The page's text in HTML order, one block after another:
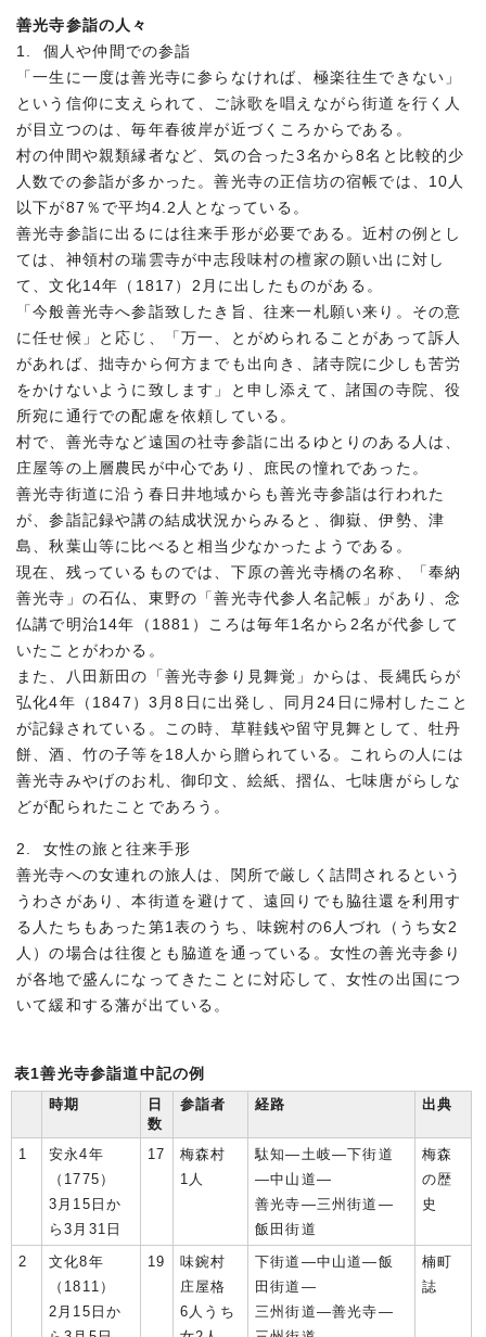
善光寺参詣の人々
1. 個人や仲間での参詣
「一生に一度は善光寺に参らなければ、極楽往生できない」
という信仰に支えられて、ご詠歌を唱えながら街道を行く人
が目立つのは、毎年春彼岸が近づくころからである。
村の仲間や親類縁者など、気の合った3名から8名と比較的少
人数での参詣が多かった。善光寺の正信坊の宿帳では、10人
以下が87％で平均4.2人となっている。
善光寺参詣に出るには往来手形が必要である。近村の例とし
ては、神領村の瑞雲寺が中志段味村の檀家の願い出に対し
て、文化14年（1817）2月に出したものがある。
「今般善光寺へ参詣致したき旨、往来一札願い来り。その意
に任せ候」と応じ、「万一、とがめられることがあって訴人
があれば、拙寺から何方までも出向き、諸寺院に少しも苦労
をかけないように致します」と申し添えて、諸国の寺院、役
所宛に通行での配慮を依頼している。
村で、善光寺など遠国の社寺参詣に出るゆとりのある人は、
庄屋等の上層農民が中心であり、庶民の憧れであった。
善光寺街道に沿う春日井地域からも善光寺参詣は行われた
が、参詣記録や講の結成状況からみると、御嶽、伊勢、津
島、秋葉山等に比べると相当少なかったようである。
現在、残っているものでは、下原の善光寺橋の名称、「奉納
善光寺」の石仏、東野の「善光寺代参人名記帳」があり、念
仏講で明治14年（1881）ころは毎年1名から2名が代参して
いたことがわかる。
また、八田新田の「善光寺参り見舞覚」からは、長縄氏らが
弘化4年（1847）3月8日に出発し、同月24日に帰村したこと
が記録されている。この時、草鞋銭や留守見舞として、牡丹
餅、酒、竹の子等を18人から贈られている。これらの人には
善光寺みやげのお札、御印文、絵紙、摺仏、七味唐がらしな
どが配られたことであろう。
2. 女性の旅と往来手形
善光寺への女連れの旅人は、関所で厳しく詰問されるという
うわさがあり、本街道を避けて、遠回りでも脇往還を利用す
る人たちもあった第1表のうち、味鋺村の6人づれ（うち女2
人）の場合は往復とも脇道を通っている。女性の善光寺参り
が各地で盛んになってきたことに対応して、女性の出国につ
いて緩和する藩が出ている。
表1善光寺参詣道中記の例
時期
日
数
参詣者 経路 出典
1
安永4年
（1775）
3月15日か
ら3月31日
17
梅森村
1人
駄知―土岐―下街道
―中山道―
善光寺―三州街道―
飯田街道
梅森
の歴
史
2
文化8年
（1811）
2月15日か
19
味鋺村
庄屋格
6人うち
下街道―中山道―飯
田街道―
三州街道―善光寺―
楠町
誌